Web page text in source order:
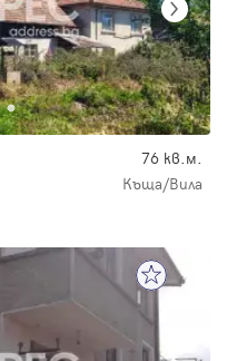
76 кв.м.
Къща/Вила